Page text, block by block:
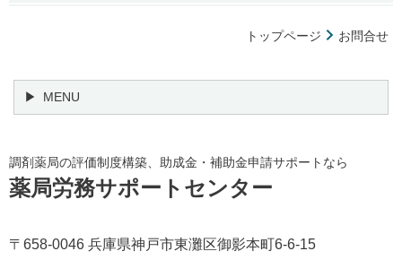
トップページ お問合せ
MENU
調剤薬局の評価制度構築、助成金・補助金申請サポートなら
薬局労務サポートセンター
〒658-0046 兵庫県神戸市東灘区御影本町6-6-15